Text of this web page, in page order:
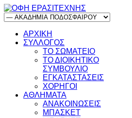
ΑΡΧΙΚΗ
ΣΥΛΛΟΓΟΣ
ΤΟ ΣΩΜΑΤΕΙΟ
ΤΟ ΔΙΟΙΚΗΤΙΚΟ
ΣΥΜΒΟΥΛΙΟ
ΕΓΚΑΤΑΣΤΑΣΕΙΣ
ΧΟΡΗΓΟΙ
ΑΘΛΗΜΑΤΑ
ΑΝΑΚΟΙΝΩΣΕΙΣ
ΜΠΑΣΚΕΤ